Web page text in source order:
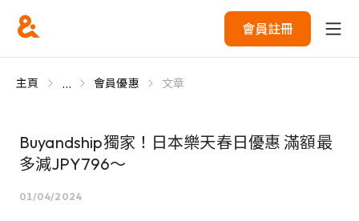
會員註冊
主頁 ... 會員優惠 文章
Buyandship獨家！日本樂天春日優惠 滿額最
多減JPY796～
01/04/2024